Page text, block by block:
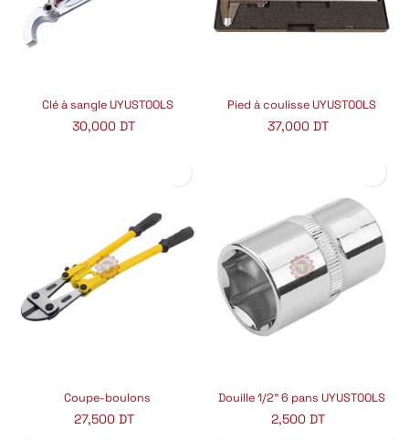
Clé à sangle UYUSTOOLS
30,000 DT
Pied à coulisse UYUSTOOLS
37,000 DT
Coupe-boulons
27,500DT
Douille 1/2" 6 pans UYUSTOOLS
2,500 DT